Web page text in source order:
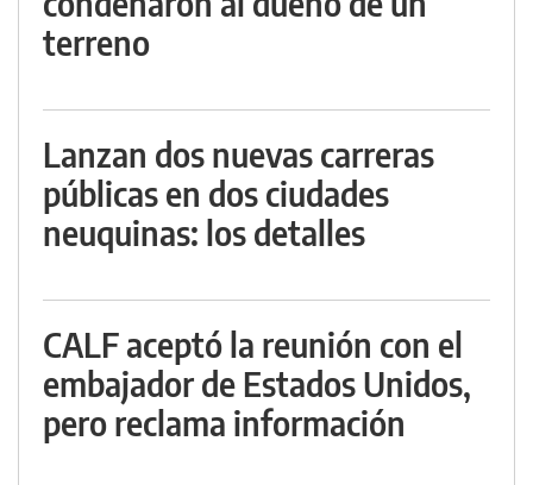
terreno
Lanzan dos nuevas carreras
públicas en dos ciudades
neuquinas: los detalles
CALF aceptó la reunión con el
embajador de Estados Unidos,
pero reclama información